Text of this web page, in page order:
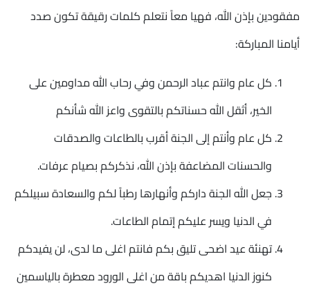
مفقودين بإذن الله، فهيا معاً نتعلم كلمات رقيقة تكون صدد
أيامنا المباركة:
كل عام وانتم عباد الرحمن وفي رحاب الله مداومين على
الخير، أثقل الله حسناتكم بالتقوى واعز الله شأنكم
كل عام وأنتم إلى الجنة أقرب بالطاعات والصدقات
والحسنات المضاعفة بإذن الله، نذكركم بصيام عرفات.
جعل الله الجنة داركم وأنهارها رطباً لكم والسعادة سبيلكم
في الدنيا ويسر عليكم إتمام الطاعات.
تهنئة عيد اضحى تليق بكم فانتم اغلى ما لدى، لن يفيدكم
كنوز الدنيا اهديكم باقة من اغلى الورود معطرة بالياسمين